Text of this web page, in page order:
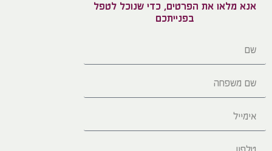
אנא מלאו את הפרטים, כדי שנוכל לטפל
בפנייתכם